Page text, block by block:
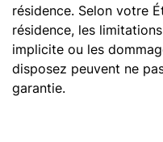
résidence. Selon votre
résidence, les
implicite ou les
disposez peuvent ne
garantie.